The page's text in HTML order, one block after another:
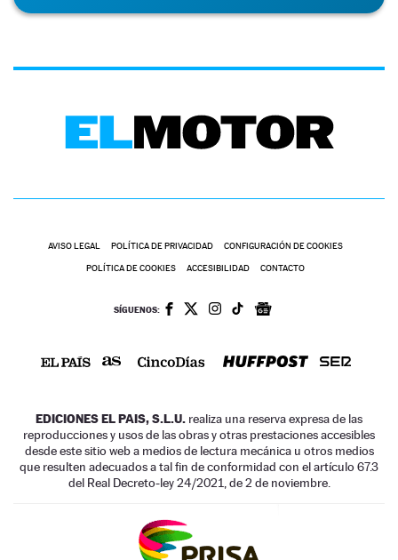
AVISO LEGAL POLÍTICA DE PRIVACIDAD CONFIGURACIÓN DE COOKIES
POLÍTICA DE COOKIES ACCESIBILIDAD CONTACTO
SÍGUENOS:
EDICIONES EL PAIS, S.L.U. realiza una reserva expresa de las
reproducciones y usos de las obras y otras prestaciones accesibles
desde este sitio web a medios de lectura mecánica u otros medios
que resulten adecuados a tal fin de conformidad con el artículo 67.3
del Real Decreto-ley 24/2021, de 2 de noviembre.